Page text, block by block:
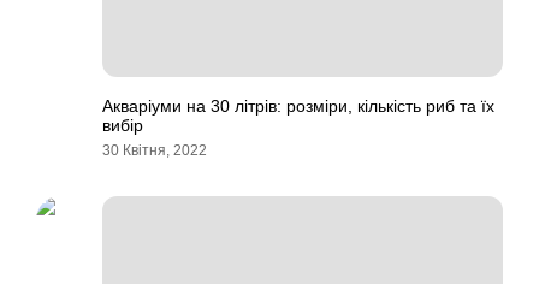
Акваріуми на 30 літрів: розміри, кількість риб та їх
вибір
30 Квітня, 2022